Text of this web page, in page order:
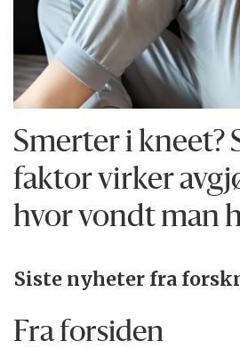
Smerter i kneet?
faktor virker
hvor vondt man
Siste nyheter fra
Fra forsiden